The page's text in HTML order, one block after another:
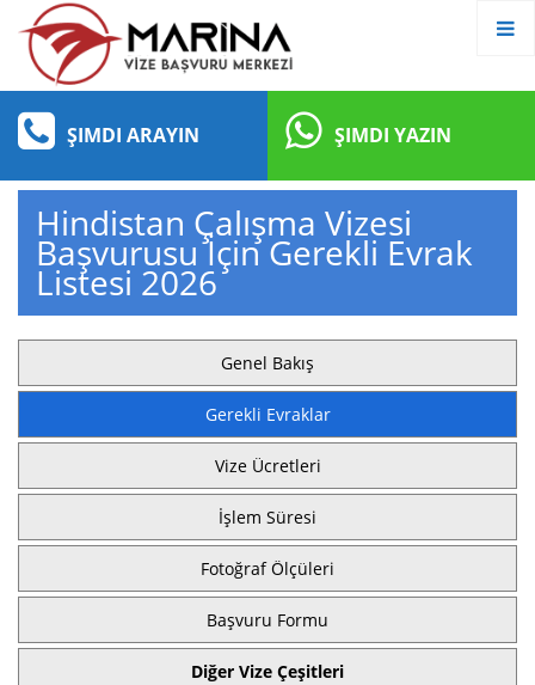
ŞIMDI ARAYIN ŞIMDI YAZIN
Hindistan Çalışma Vizesi
Başvurusu İçin Gerekli Evrak
Listesi 2026
Genel Bakış
Gerekli Evraklar
Vize Ücretleri
İşlem Süresi
Fotoğraf Ölçüleri
Başvuru Formu
Diğer Vize Çeşitleri